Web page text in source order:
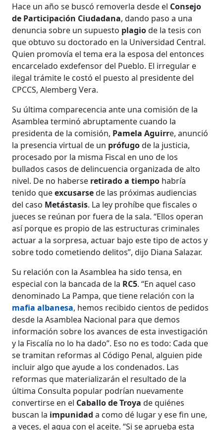
Hace un año se buscó removerla desde el Consejo
de Participación Ciudadana, dando paso a una
denuncia sobre un supuesto plagiode la tesis con
que obtuvo su doctorado en la Universidad Central.
Quien promovía el tema era la esposa del entonces
encarcelado exdefensor del Pueblo. El irregular e
ilegal trámite le costó el puesto al presidente del
CPCCS, Alemberg Vera.
Su última comparecencia ante una comisión de la
Asamblea terminó abruptamente cuando la
presidenta de la comisión, Pamela Aguirre, anunció
la presencia virtual de un prófugode la justicia,
procesado por la misma Fiscal en uno de los
bullados casos de delincuencia organizada de alto
nivel. De no haberse retirado a tiempo habría
tenido queexcusarsede las próximas audiencias
del caso Metástasis. La ley prohíbe que fiscales o
jueces se reúnan por fuera de la sala. “Ellos operan
así porque es propio de las estructuras criminales
actuar a la sorpresa, actuar bajo este tipo de actos y
sobre todo cometiendo delitos”, dijo Diana Salazar.
Su relación con la Asamblea ha sido tensa, en
especial con la bancada de la RC5. “En aquel caso
denominado La Pampa, que tiene relación con la
mafia albanesa, hemos recibido cientos de pedidos
desde la Asamblea Nacional para que demos
información sobre los avances de esta investigación
y la Fiscalía no lo ha dado”. Eso no es todo: Cada que
se tramitan reformas al Código Penal, alguien pide
incluir algo que ayude a los condenados. Las
reformas que materializarán el resultado de la
última Consulta popular podrían nuevamente
convertirse en el Caballo de Troya de quiénes
buscan la impunidad a como dé lugar y ese fin une,
a veces, el agua con el aceite. “Si se aprueba esta